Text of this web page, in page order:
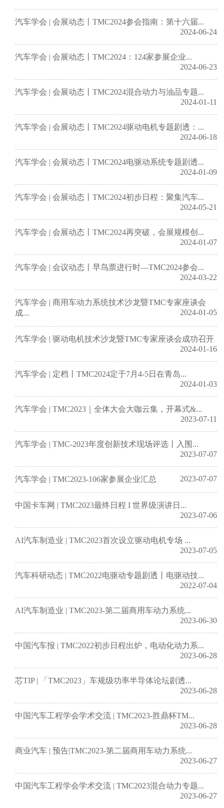
汽车学会 | 会展动态丨TMC2024参会指南：第十六届...
2024-06-24
汽车学会 | 会展动态丨TMC2024：124家参展企业...
2024-06-23
汽车学会 | 会展动态丨TMC2024混合动力与油品专题...
2024-01-11
汽车学会 | 会展动态丨TMC2024驱动电机专题剧透：...
2024-06-18
汽车学会 | 会展动态丨TMC2024电驱动系统专题剧透...
2024-01-09
汽车学会 | 会展动态丨TMC2024初步日程：聚集汽车...
2024-05-21
汽车学会 | 会展动态丨TMC2024再突破，会展规模创...
2024-01-07
汽车学会 | 会议动态丨早鸟票进行时—TMC2024参会...
2024-03-22
汽车学会 | 商用车动力系统技术沙龙暨TMC专家座谈会
成...
2024-01-05
汽车学会 | 驱动电机技术沙龙暨TMC专家座谈会成功召开
2024-01-16
汽车学会 | 定档丨TMC2024定于7月4-5日在青岛...
2024-01-03
汽车学会 | TMC2023｜全体大会大咖云集，开幕式&...
2023-07-11
汽车学会 | TMC-2023年度创新技术现场评选丨入围...
2023-07-07
汽车学会 | TMC2023-106家参展企业汇总 2023-07-07
中国卡车网 | TMC2023最终日程 I 世界级演讲日...
2023-07-06
AI汽车制造业 | TMC2023首次设立驱动电机专场 ...
2023-07-05
汽车科研动态 | TMC2022电驱动专题剧透丨电驱动技...
2022-07-04
AI汽车制造业 | TMC2023-第二届商用车动力系统...
2023-06-30
中国汽车报 | TMC2022初步日程出炉，电动化动力系...
2023-06-28
芯TIP | 「TMC2023」车规级功率半导体论坛剧透...
2023-06-28
中国汽车工程学会学术交流 | TMC2023-胜鼎杯TM...
2023-06-28
商业汽车 | 预告|TMC2023-第二届商用车动力系统...
2023-06-27
中国汽车工程学会学术交流 | TMC2023混合动力专题...
2023-06-27